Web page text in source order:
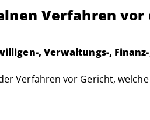
Verfahren
, Verwaltungs-,
Verfahren vor Gericht,